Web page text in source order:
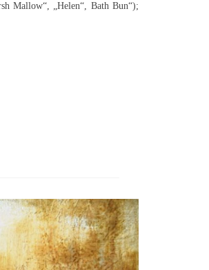
Mallow“, „Helen“, Bath Bun“);